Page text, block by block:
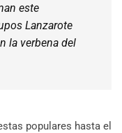
este
Lanzarote
la verbena del
populares hasta el